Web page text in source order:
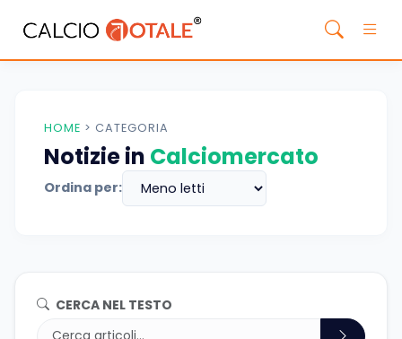
HOME > CATEGORIA
Notizie in Calciomercato
Ordina per:
CERCA NEL TESTO